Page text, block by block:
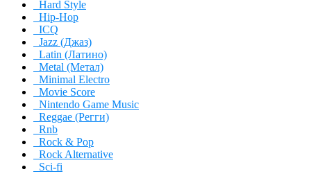
Hard Style
Hip-Hop
ICQ
Jazz (Джаз)
Latin (Латино)
Metal (Метал)
Minimal Electro
Movie Score
Nintendo Game Music
Reggae (Регги)
Rnb
Rock & Pop
Rock Alternative
Sci-fi